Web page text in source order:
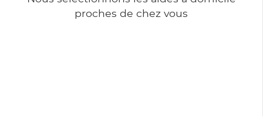
proches de chez vous